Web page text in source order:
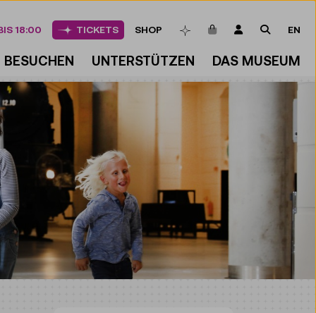
BESUCHEN UNTERSTÜTZEN DAS MUSEUM
18:00 TICKETS SHOP MERKLISTEARTIKEL IM
LOGIN SUCHE
EN